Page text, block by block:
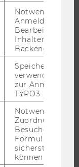
STUDIERENDE
Notwendig für
Anmeldung und
Bearbeitung von
Inhalten im
Backend.
Speichert die
verwendete
zur Anmeldung
TYPO3-Backend.
Notwendig, um
Zuordnung von
Besucher zu
sicherstellen zu
können.